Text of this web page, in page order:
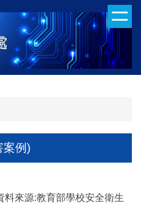
案例)
料來源:教育部學校安全衛生